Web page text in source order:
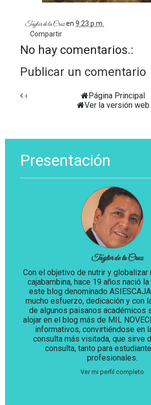
Taylor de la Cruzen 9:23 p.m.
Compartir
No hay comentarios.:
Publicar un comentario
‹
Página Principal
Ver la versión web
Presentación
Taylor de la Cruz
Con el objetivo de nutrir y globalizar
cajabambina, hace 19 años nació
este blog denominado
mucho esfuerzo, dedicación y con
de algunos paisanos académicos
alojar en el blog más de MIL
informativos, convirtiéndose en
consulta más visitada, que sirve
consulta, tanto para
profesionales.
Ver mi perfil completo